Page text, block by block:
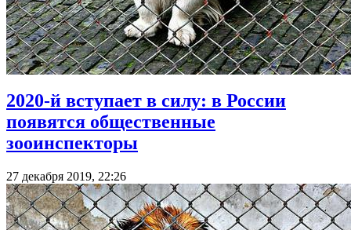
2020-й вступает в силу: в России
появятся общественные
зооинспекторы
27 декабря 2019, 22:26